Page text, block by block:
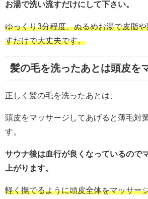
お湯で洗い流すだけにして下さい。
ゆっくり3分程度、ぬるめお湯で皮脂
すだけで大丈夫です。
髪の毛を洗ったあとは頭皮を
正しく髪の毛を洗ったあとは、
頭皮をマッサージしてあげると薄毛対
す。
サウナ後は血行が良くなっているので
上がります。
軽く撫でるように頭皮全体をマッサー